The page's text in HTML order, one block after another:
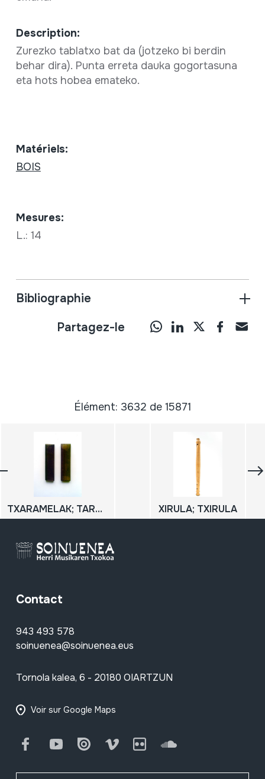
Description:
Zurezko tablatxo bat da (jotzeko bi berdin
behar dira). Punta erreta dauka gogortasuna
eta hots hobea emateko.
Matériels:
BOIS
Mesures:
L.: 14
Bibliographie
Partagez-le
Élément: 3632 de 15871
TXARAMELAK; TARRAÑUELAS; ARXALUAK; PALUEK XIRULA; TXIRULA
Contact
943 493 578
soinuenea@soinuenea.eus
Tornola kalea, 6 - 20180 OIARTZUN
Voir sur Google Maps
FacebookYoutube Issuu Vimeo Flickr SoundCloud